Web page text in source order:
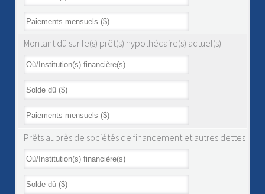
Montant dû sur le(s) prêt(s) hypothécaire(s) actuel(s)
Prêts auprès de sociétés de financement et autres dettes